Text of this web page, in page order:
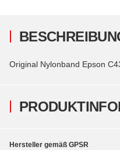
Original Nylonband Epson
Hersteller gemäß GPSR